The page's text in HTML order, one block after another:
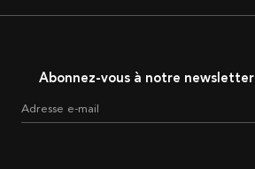
Abonnez-vous à notre newsletter
Adresse e-mail